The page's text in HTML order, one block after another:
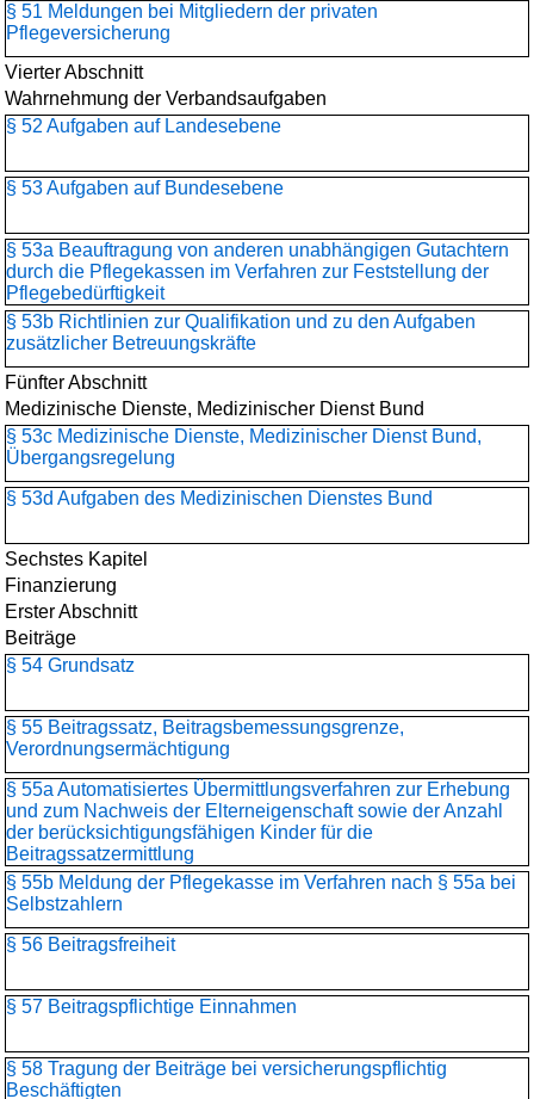
§ 51 Meldungen bei Mitgliedern der privaten
Pflegeversicherung
Vierter Abschnitt
Wahrnehmung der Verbandsaufgaben
§ 52 Aufgaben auf Landesebene
§ 53 Aufgaben auf Bundesebene
§ 53a Beauftragung von anderen unabhängigen Gutachtern
durch die Pflegekassen im Verfahren zur Feststellung der
Pflegebedürftigkeit
§ 53b Richtlinien zur Qualifikation und zu den Aufgaben
zusätzlicher Betreuungskräfte
Fünfter Abschnitt
Medizinische Dienste, Medizinischer Dienst Bund
§ 53c Medizinische Dienste, Medizinischer Dienst Bund,
Übergangsregelung
§ 53d Aufgaben des Medizinischen Dienstes Bund
Sechstes Kapitel
Finanzierung
Erster Abschnitt
Beiträge
§ 54 Grundsatz
§ 55 Beitragssatz, Beitragsbemessungsgrenze,
Verordnungsermächtigung
§ 55a Automatisiertes Übermittlungsverfahren zur Erhebung
und zum Nachweis der Elterneigenschaft sowie der Anzahl
der berücksichtigungsfähigen Kinder für die
Beitragssatzermittlung
§ 55b Meldung der Pflegekasse im Verfahren nach § 55a bei
Selbstzahlern
§ 56 Beitragsfreiheit
§ 57 Beitragspflichtige Einnahmen
§ 58 Tragung der Beiträge bei versicherungspflichtig
Beschäftigten